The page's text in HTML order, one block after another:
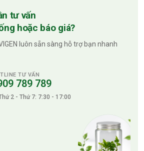
tư vấn
hoặc báo giá?
luôn sẵn sàng hỗ trợ bạn nhanh
TƯ VẤN
789 789
2 - Thứ 7: 7:30 - 17:00